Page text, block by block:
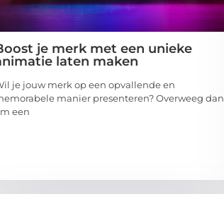
je merk met een unieke
laten maken
je jouw merk op een opvallende en
manier presenteren? Overweeg dan
een